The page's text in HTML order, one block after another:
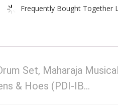
Frequently Bought Together
Set, Maharaja
& Hoes (PDI-IB…